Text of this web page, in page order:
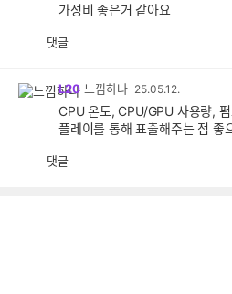
가성비 좋은거 같아요
댓글
L20 느낌하나 25.05.12.
CPU 온도, CPU/GPU 사용량,
플레이를 통해 표출해주는 점 좋
댓글